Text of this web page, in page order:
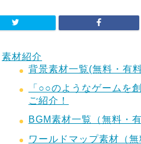
素材紹介
背景素材一覧(無料・有
「○○のようなゲームを
ご紹介！
BGM素材一覧（無料・有
ワールドマップ素材（無